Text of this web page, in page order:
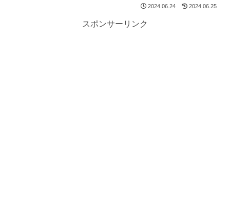
2024.06.24 2024.06.25
スポンサーリンク